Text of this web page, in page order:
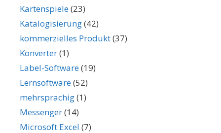
Kartenspiele(23)
Katalogisierung(42)
kommerzielles Produkt(37)
Konverter(1)
Label-Software(19)
Lernsoftware(52)
mehrsprachig(1)
Messenger(14)
Microsoft Excel (7)